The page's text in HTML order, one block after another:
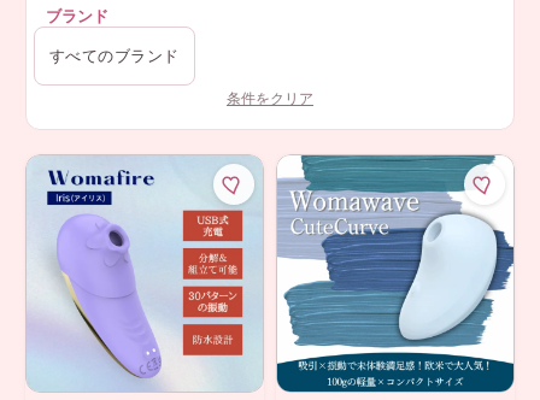
ブランド
条件をクリア